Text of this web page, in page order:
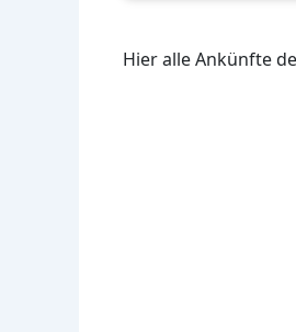
Hier alle Ankünfte